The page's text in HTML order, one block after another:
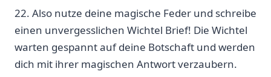
22. Also nutze deine magische Feder und schreibe
einen unvergesslichen Wichtel Brief! Die Wichtel
warten gespannt auf deine Botschaft und werden
dich mit ihrer magischen Antwort verzaubern.